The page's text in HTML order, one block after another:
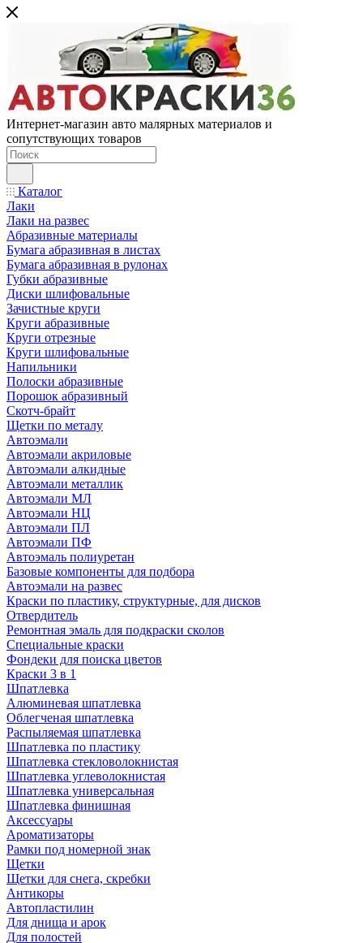
Интернет-магазин авто малярных материалов и
сопутствующих товаров
Каталог
Лаки
Лаки на развес
Абразивные материалы
Бумага абразивная в листах
Бумага абразивная в рулонах
Губки абразивные
Диски шлифовальные
Зачистные круги
Круги абразивные
Круги отрезные
Круги шлифовальные
Напильники
Полоски абразивные
Порошок абразивный
Скотч-брайт
Щетки по металу
Автоэмали
Автоэмали акриловые
Автоэмали алкидные
Автоэмали металлик
Автоэмали МЛ
Автоэмали НЦ
Автоэмали ПЛ
Автоэмали ПФ
Автоэмаль полиуретан
Базовые компоненты для подбора
Автоэмали на развес
Краски по пластику, структурные, для дисков
Отвердитель
Ремонтная эмаль для подкраски сколов
Специальные краски
Фондеки для поиска цветов
Краски 3 в 1
Шпатлевка
Алюминевая шпатлевка
Облегченая шпатлевка
Распыляемая шпатлевка
Шпатлевка по пластику
Шпатлевка стекловолокнистая
Шпатлевка углеволокнистая
Шпатлевка универсальная
Шпатлевка финишная
Аксессуары
Ароматизаторы
Рамки под номерной знак
Щетки
Щетки для снега, скребки
Антикоры
Автопластилин
Для днища и арок
Для полостей